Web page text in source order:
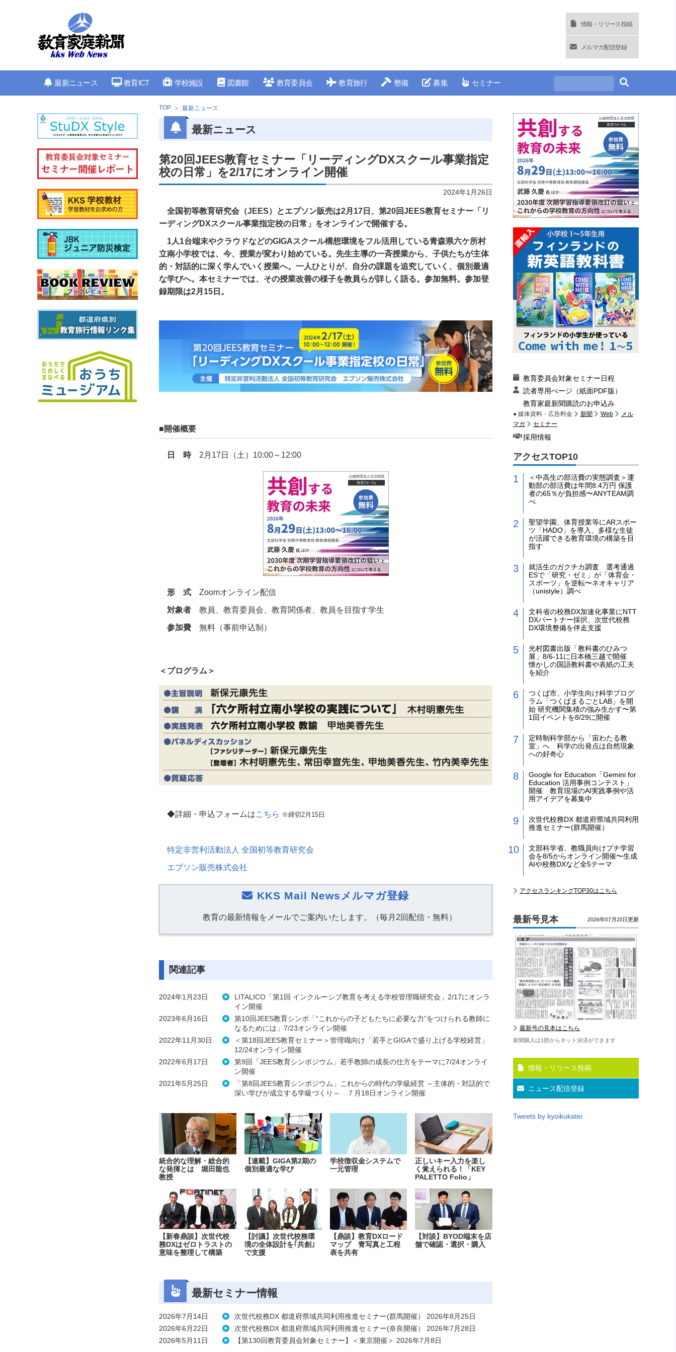
情報・リリース投稿
メルマガ配信登録
最新ニュース 教育ICT 学校施設 図書館 教育委員会 教育旅行 整備 募集 セミナー
TOP 最新ニュース
最新ニュース
第20回JEES教育セミナー「リーディングDXスクール事業指定
校の日常」を2/17にオンライン開催
2024年1月26日
全国初等教育研究会（JEES）とエプソン販売は2月17日、第20回JEES教育セミナー「リ
ーディングDXスクール事業指定校の日常」をオンラインで開催する。
1人1台端末やクラウドなどのGIGAスクール構想環境をフル活用している青森県六ケ所村
立南小学校では、今、授業が変わり始めている。先生主導の一斉授業から、子供たちが主体
的・対話的に深く学んでいく授業へ。一人ひとりが、自分の課題を追究していく、個別最適
な学びへ。本セミナーでは、その授業改善の様子を教員らが詳しく語る。参加無料。参加登
録期限は2月15日。
■開催概要
日 時2月17日（土）10:00～12:00
形 式 Zoomオンライン配信
対象者 教員、教育委員会、教育関係者、教員を目指す学生
参加費 無料（事前申込制）
＜プログラム＞
◆詳細・申込フォームはこちら ※締切2月15日
特定非営利活動法人 全国初等教育研究会
エプソン販売株式会社
KKS Mail Newsメルマガ登録
教育の最新情報をメールでご案内いたします。（毎月2回配信・無料）
関連記事
2024年1月23日
LITALICO「第1回 インクルーシブ教育を考える学校管理職研究会」2/17にオンラ
イン開催
2023年6月16日
第10回JEES教育シンポ「“これからの子どもたちに必要な力”をつけられる教師に
なるためには」7/23オンライン開催
2022年11月30日
＜第18回JEES教育セミナー＞管理職向け「若手とGIGAで盛り上げる学校経営」
12/24オンライン開催
2022年6月17日
第9回「JEES教育シンポジウム」若手教師の成長の仕方をテーマに7/24オンライ
ン開催
2021年5月25日
「第8回JEES教育シンポジウム」これからの時代の学級経営 ～主体的・対話的で
深い学びが成立する学級づくり～ ７月18日オンライン開催
統合的な理解・総合的
な発揮とは 堀田龍也
教授
【連載】GIGA第2期の
個別最適な学び
学校徴収金システムで
一元管理
正しいキー入力を楽し
く覚えられる！「KEY
PALETTO Folio」
【新春鼎談】次世代校
務DXはゼロトラストの
意味を整理して構築
【討議】次世代校務環
境の全体設計を｢共創｣
で支援
【鼎談】教育DXロード
マップ 青写真と工程
表を共有
【対談】BYOD端末を店
舗で確認・選択・購入
最新セミナー情報
2026年7月14日
次世代校務DX 都道府県域共同利用推進セミナー(群馬開催） 2026年8月25日
2026年6月22日
次世代校務DX 都道府県域共同利用推進セミナー(奈良開催） 2026年7月28日
2026年5月11日
【第130回教育委員会対象セミナー】＜東京開催＞ 2026年7月8日
教育委員会対象セミナー日程
読者専用ぺージ（紙面PDF版）
教育家庭新聞購読のお申込み
● 媒体資料・広告料金 新聞 Web
メル
マガ
セミナー
採用情報
アクセスTOP10
＜中高生の部活費の実態調査＞運
動部の部活費は年間8.4万円 保護
者の65％が負担感〜ANYTEAM調
べ
聖望学園、体育授業等にARスポー
ツ「HADO」を導入、多様な生徒
が活躍できる教育環境の構築を目
指す
就活生のガクチカ調査 選考通過
ESで「研究・ゼミ」が「体育会・
スポーツ」を逆転〜ネオキャリア
（unistyle）調べ
文科省の校務DX加速化事業にNTT
DXパートナー採択、次世代校務
DX環境整備を伴走支援
光村図書出版「教科書のひみつ
展」8/6-11に日本橋三越で開催
懐かしの国語教科書や表紙の工夫
を紹介
つくば市、小学生向け科学プログ
ラム「つくばまるごとLAB」を開
始 研究機関集積の強み生かす〜第
1回イベントを8/29に開催
定時制科学部から「宙わたる教
室」へ 科学の出発点は自然現象
への好奇心
Google for Education「Gemini for
Education 活用事例コンテスト」
開催 教育現場のAI実践事例や活
用アイデアを募集中
次世代校務DX 都道府県域共同利用
推進セミナー(群馬開催）
文部科学省、教職員向けプチ学習
会を8/5からオンライン開催〜生成
AIや校務DXなど全5テーマ
アクセスランキングTOP30はこちら
最新号見本 2026年07月23日更新
最新号の見本はこちら
新聞購入は1部からネット決済ができます
情報・リリース投稿
ニュース配信登録
Tweets by kyoikukatei